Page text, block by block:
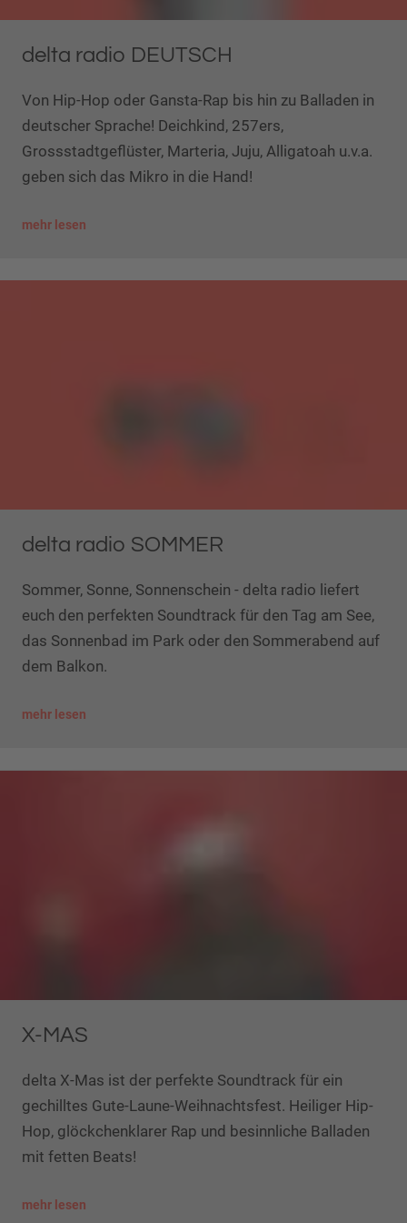
delta radio DEUTSCH
Von Hip-Hop oder Gansta-Rap bis hin zu Balladen in
deutscher Sprache! Deichkind, 257ers,
Grossstadtgeflüster, Marteria, Juju, Alligatoah u.v.a.
geben sich das Mikro in die Hand!
mehr lesen
delta radio SOMMER
Sommer, Sonne, Sonnenschein - delta radio liefert
euch den perfekten Soundtrack für den Tag am See,
das Sonnenbad im Park oder den Sommerabend auf
dem Balkon.
mehr lesen
X-MAS
delta X-Mas ist der perfekte Soundtrack für ein
gechilltes Gute-Laune-Weihnachtsfest. Heiliger Hip-
Hop, glöckchenklarer Rap und besinnliche Balladen
mit fetten Beats!
mehr lesen